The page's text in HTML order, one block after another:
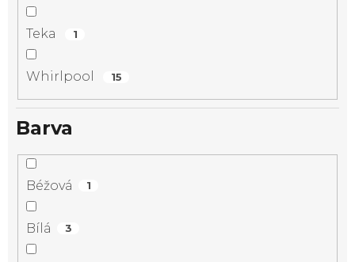
Teka 1
Whirlpool 15
Barva
Béžová 1
Bílá 3